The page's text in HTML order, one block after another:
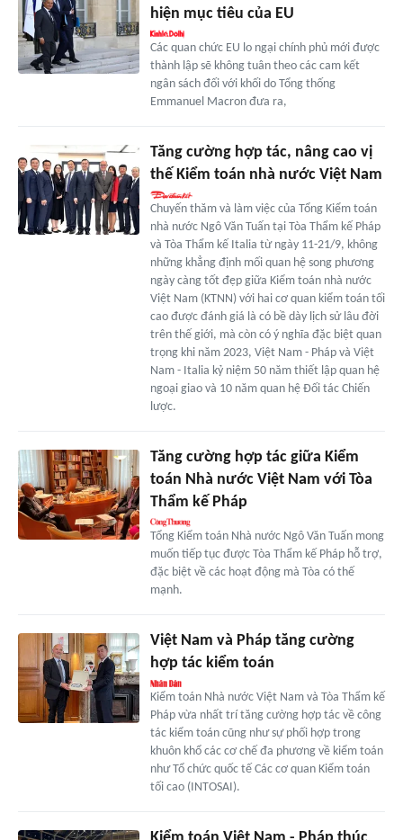
hiện mục tiêu của EU
Các quan chức EU lo ngại chính phủ mới được
thành lập sẽ không tuân theo các cam kết
ngân sách đối với khối do Tổng thống
Emmanuel Macron đưa ra,
Tăng cường hợp tác, nâng cao vị
thế Kiểm toán nhà nước Việt Nam
Chuyến thăm và làm việc của Tổng Kiểm toán
nhà nước Ngô Văn Tuấn tại Tòa Thẩm kế Pháp
và Tòa Thẩm kế Italia từ ngày 11-21/9, không
những khẳng định mối quan hệ song phương
ngày càng tốt đẹp giữa Kiểm toán nhà nước
Việt Nam (KTNN) với hai cơ quan kiểm toán tối
cao được đánh giá là có bề dày lịch sử lâu đời
trên thế giới, mà còn có ý nghĩa đặc biệt quan
trọng khi năm 2023, Việt Nam - Pháp và Việt
Nam - Italia kỷ niệm 50 năm thiết lập quan hệ
ngoại giao và 10 năm quan hệ Đối tác Chiến
lược.
Tăng cường hợp tác giữa Kiểm
toán Nhà nước Việt Nam với Tòa
Thẩm kế Pháp
Tổng Kiểm toán Nhà nước Ngô Văn Tuấn mong
muốn tiếp tục được Tòa Thẩm kế Pháp hỗ trợ,
đặc biệt về các hoạt động mà Tòa có thế
mạnh.
Việt Nam và Pháp tăng cường
hợp tác kiểm toán
Kiểm toán Nhà nước Việt Nam và Tòa Thẩm kế
Pháp vừa nhất trí tăng cường hợp tác về công
tác kiểm toán cũng như sự phối hợp trong
khuôn khổ các cơ chế đa phương về kiểm toán
như Tổ chức quốc tế Các cơ quan Kiểm toán
tối cao (INTOSAI).